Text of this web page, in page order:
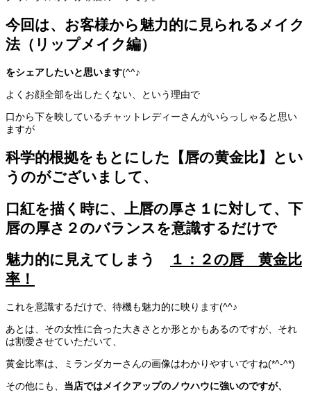
今回は、お客様から魅力的に見られるメイク
法（リップメイク編）
をシェアしたいと思います(^^♪
よくお顔全部を出したくない、という理由で
口から下を映しているチャットレディーさんがいらっしゃると思い
ますが
科学的根拠をもとにした【唇の黄金比】とい
うのがございまして、
口紅を描く時に、上唇の厚さ１に対して、下
唇の厚さ２のバランスを意識するだけで
魅力的に見えてしまう
１：２の唇 黄金比
率！
これを意識するだけで、待機も魅力的に映ります(^^♪
あとは、その女性に合った大きさとか形とかもあるのですが、それ
は割愛させていただいて、
黄金比率は、ミランダカーさんの画像はわかりやすいですね(*^-^*)
その他にも、 当店ではメイクアップのノウハウに強いのですが、